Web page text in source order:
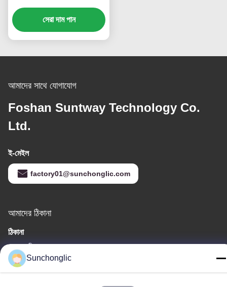
নিয়ন্ত্রণ এবং ডিজিটাল ডিসপ্লে সহ
লিড অ্যাসিড গাড়ির ব্যাটারির জন্য
সেরা দাম পান
আমাদের সাথে যোগাযোগ
Foshan Suntway Technology Co.
Ltd.
ই-মেইল
factory01@sunchonglic.com
আমাদের ঠিকানা
ঠিকানা
গুয়াংডং, চীন
টেলিফোন
Sunchonglic